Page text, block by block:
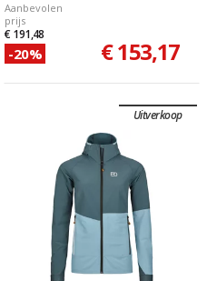
Aanbevolen
prijs
€ 191,48
-20% € 153,17
Uitverkoop